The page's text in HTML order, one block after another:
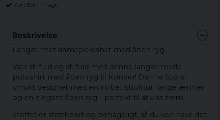
Kun 59kr i fragt
Beskrivelse
Langærmet damepoloshirt med åben ryg.
Vær stilfuld og stilfuld med denne langærmede
poloshirt med åben ryg til kvinder! Denne top er
smukt designet med en ribbet struktur, lange ærmer
og en elegant åben ryg - perfekt til at vise frem.
Stoffet er strækbart og behageligt, så du kan have det